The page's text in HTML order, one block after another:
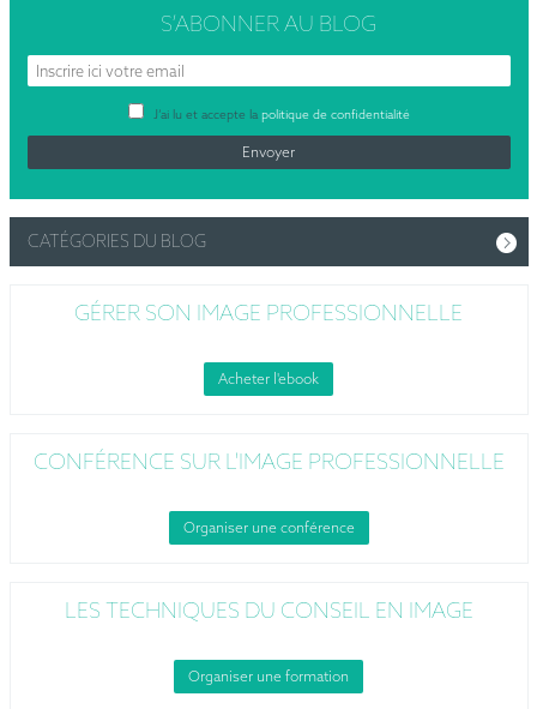
S’ABONNERAU BLOG
J’ai lu et accepte la politique de confidentialité
CATÉGORIES DU BLOG
GÉRER SON IMAGE PROFESSIONNELLE
Acheter l'ebook
CONFÉRENCE SUR L'IMAGE PROFESSIONNELLE
Organiser une conférence
LES TECHNIQUES DU CONSEIL EN IMAGE
Organiser une formation